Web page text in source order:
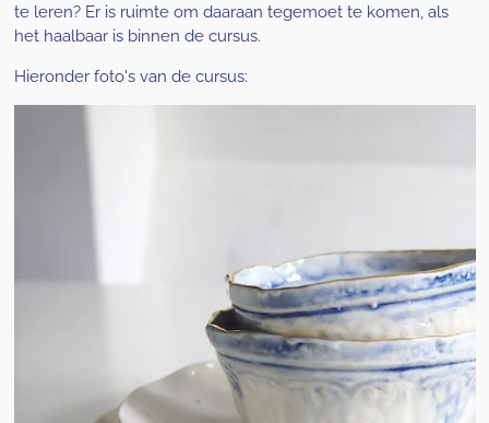
te leren? Er is ruimte om daaraan tegemoet te komen, als
het haalbaar is binnen de cursus.
Hieronder foto's van de cursus: